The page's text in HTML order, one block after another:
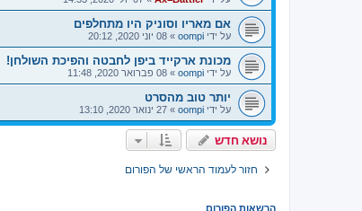
אם מאריו וסוניק היו מתחלפים
על ידי oompi
» 08 יוני 2020, 20:12
מכונת ארקייד ביפן לחבטה והפיכת השולחן!
על ידי oompi
» 08 פברואר 2020, 11:48
יותר טוב מהסרט
על ידי oompi
» 27 ינואר 2020, 13:10
נושא חדש
חזור לעמוד הראשי של הפורום
הרשאות הפורום